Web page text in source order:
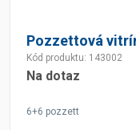
Pozzettová
Kód produktu: 143002
Na dotaz
6+6 pozzett